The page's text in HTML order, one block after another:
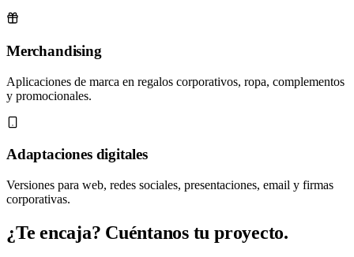
Merchandising
Aplicaciones de marca en regalos corporativos, ropa, complementos
y promocionales.
Adaptaciones digitales
Versiones para web, redes sociales, presentaciones, email y firmas
corporativas.
¿Te encaja? Cuéntanos tu proyecto.